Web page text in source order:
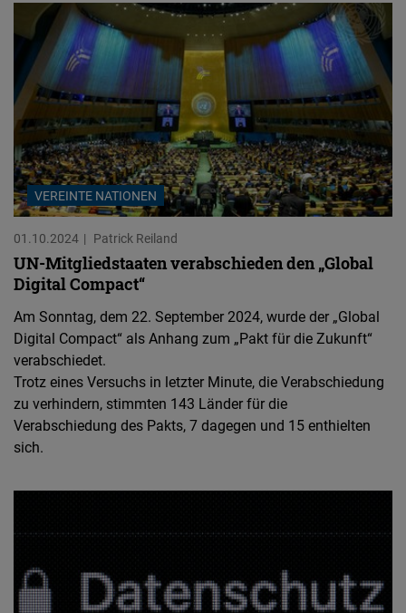
VEREINTE NATIONEN
01.10.2024 Patrick Reiland
UN-Mitgliedstaaten verabschieden den „Global
Digital Compact“
Am Sonntag, dem 22. September 2024, wurde der „Global
Digital Compact“ als Anhang zum „Pakt für die Zukunft“
verabschiedet.
Trotz eines Versuchs in letzter Minute, die Verabschiedung
zu verhindern, stimmten 143 Länder für die
Verabschiedung des Pakts, 7 dagegen und 15 enthielten
sich.